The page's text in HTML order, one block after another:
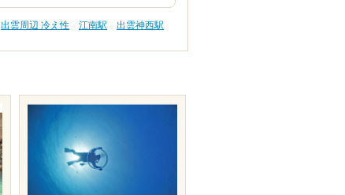
出雲周辺 冷え性 江南駅
出雲神西駅